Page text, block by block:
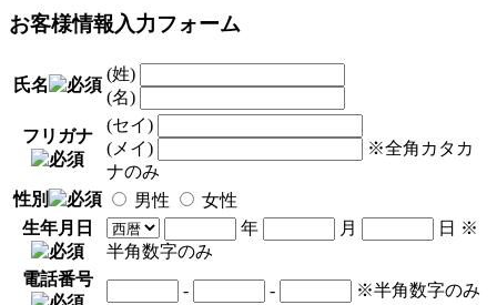
お客様情報入力フォーム
氏名
(姓)
(名)
フリガナ
(セイ)
(メイ)
※全角カタカ
ナのみ
性別
男性
女性
生年月日
年 月 日 ※
半角数字のみ
電話番号
- - ※半角数字のみ